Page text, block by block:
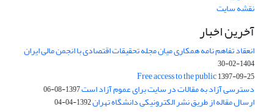
نقشه سایت
آخرین اخبار
انعقاد تفاهم نامه همکاری میان مجله تحقیقات اقتصادی با انجمن مالی ایران
1404-02-30
Free access to the public1397-09-25
دسترسی آزاد به مقالات در سایت برای عموم آزاد است1397-08-06
ارسال مقاله از طریق نشر الکترونیکی دانشگاه تهران1392-04-04